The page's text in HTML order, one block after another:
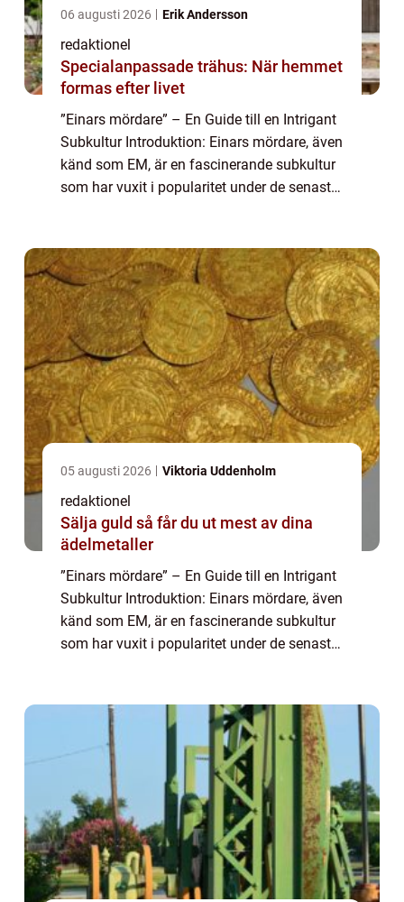
06 augusti 2026 Erik Andersson
redaktionel
Specialanpassade trähus: När hemmet
formas efter livet
”Einars mördare” – En Guide till en Intrigant
Subkultur Introduktion: Einars mördare, även
känd som EM, är en fascinerande subkultur
som har vuxit i popularitet under de senaste
05 augusti 2026 Viktoria Uddenholm
redaktionel
Sälja guld så får du ut mest av dina
ädelmetaller
”Einars mördare” – En Guide till en Intrigant
Subkultur Introduktion: Einars mördare, även
känd som EM, är en fascinerande subkultur
som har vuxit i popularitet under de senaste